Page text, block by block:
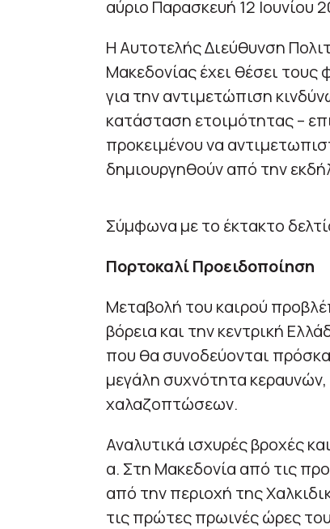
αύριο Παρασκευή 12 Ιουνίου
Η Αυτοτελής Διεύθυνση
Μακεδονίας έχει θέσει τους
για την αντιμετώπιση
κατάσταση ετοιμότητας –
προκειμένου να
δημιουργηθούν από την
Σύμφωνα με το έκτακτο
Πορτοκαλί Προειδοποίηση
Μεταβολή του καιρού
βόρεια και την κεντρική
που θα συνοδεύονται
μεγάλη συχνότητα
χαλαζοπτώσεων.
Αναλυτικά ισχυρές βροχές
α. Στη Μακεδονία από τις
από την περιοχή της
τις πρώτες πρωινές ώρες